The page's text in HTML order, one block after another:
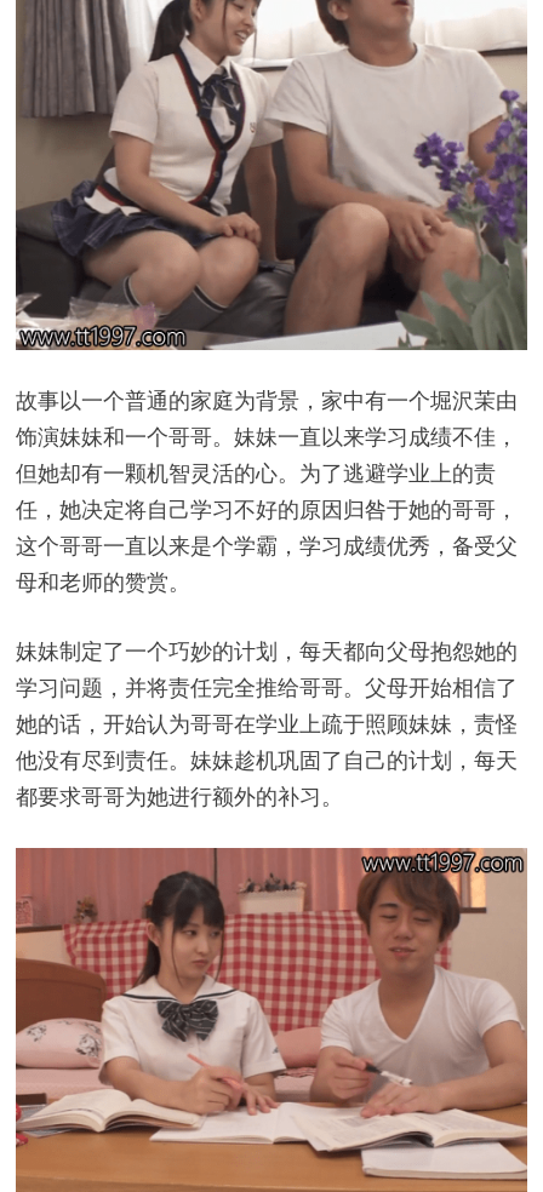
故事以一个普通的家庭为背景，家中有一个堀沢茉由
饰演妹妹和一个哥哥。妹妹一直以来学习成绩不佳，
但她却有一颗机智灵活的心。为了逃避学业上的责
任，她决定将自己学习不好的原因归咎于她的哥哥，
这个哥哥一直以来是个学霸，学习成绩优秀，备受父
母和老师的赞赏。
妹妹制定了一个巧妙的计划，每天都向父母抱怨她的
学习问题，并将责任完全推给哥哥。父母开始相信了
她的话，开始认为哥哥在学业上疏于照顾妹妹，责怪
他没有尽到责任。妹妹趁机巩固了自己的计划，每天
都要求哥哥为她进行额外的补习。